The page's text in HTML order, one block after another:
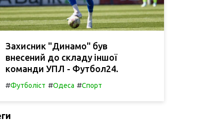
Захисник "Динамо" був
внесений до складу іншої
команди УПЛ - Футбол24.
#Футболіст #Одеса #Спорт